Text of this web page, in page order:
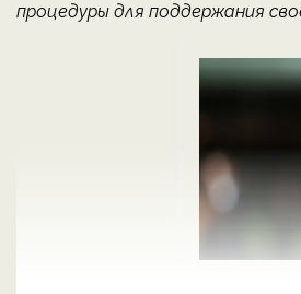
процедуры для поддержания